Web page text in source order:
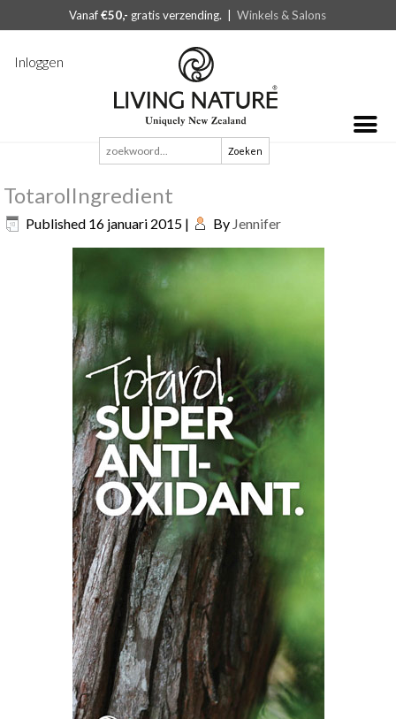
Vanaf€50,- gratis verzending. |Winkels & Salons
Inloggen
Zoeken
naar:
TotarolIngredient
Published 16 januari 2015 | By Jennifer